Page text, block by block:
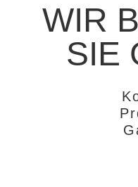
WIR
SIE